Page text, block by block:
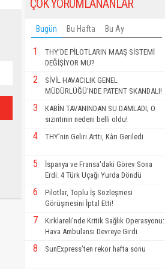
ÇOK YORUMLANANLAR
Bugün Bu Hafta Bu Ay
1
THY’DE PİLOTLARIN MAAŞ SİSTEMİ
DEĞİŞİYOR MU?
2
SİVİL HAVACILIK GENEL
MÜDÜRLÜĞÜ'NDE PATENT SKANDALI!
3
KABİN TAVANINDAN SU DAMLADI; O
sızıntının nedeni belli oldu!
4 THY’nin Geliri Arttı, Kârı Geriledi
5
İspanya ve Fransa'daki Görev Sona
Erdi: 4 Türk Uçağı Yurda Döndü
6
Pilotlar, Toplu İş Sözleşmesi
Görüşmesini İptal Etti!
7
Kırklareli'nde Kritik Sağlık Operasyonu:
Hava Ambulansı Devreye Girdi
8 SunExpress’ten rekor hafta sonu